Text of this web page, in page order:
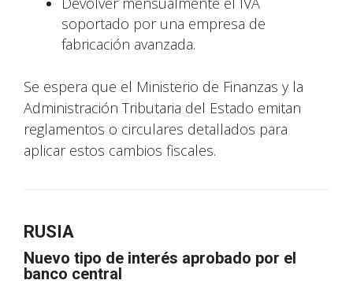
soportado por una empresa de
fabricación avanzada.
Se espera que el Ministerio de Finanzas y la
Administración Tributaria del Estado emitan
reglamentos o circulares detallados para
aplicar estos cambios fiscales.
RUSIA
Nuevo tipo de interés aprobado por el
banco central